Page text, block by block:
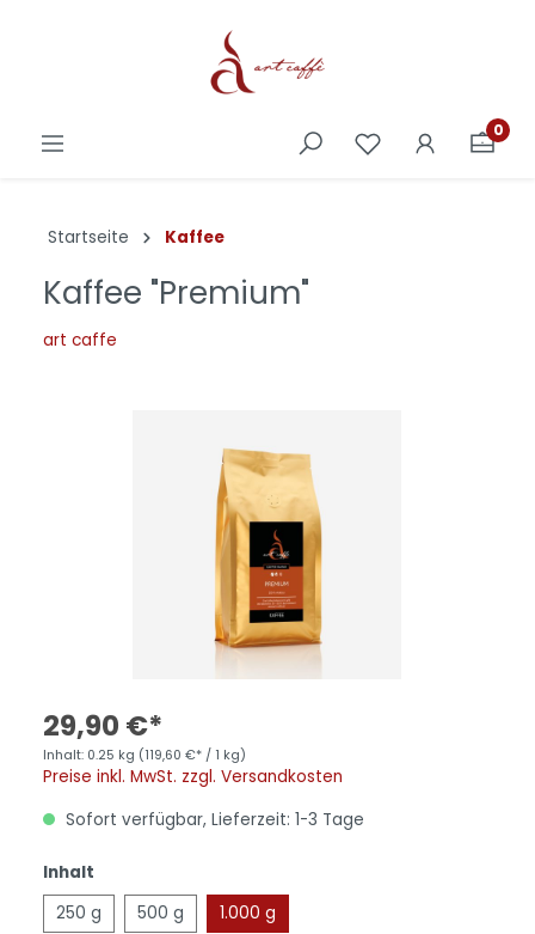
0
Startseite Kaffee
Kaffee "Premium"
art caffe
29,90 €*
Inhalt: 0.25 kg (119,60 €* / 1 kg)
Preise inkl. MwSt. zzgl. Versandkosten
Sofort verfügbar, Lieferzeit: 1-3 Tage
Inhalt
250 g
500 g 1.000 g